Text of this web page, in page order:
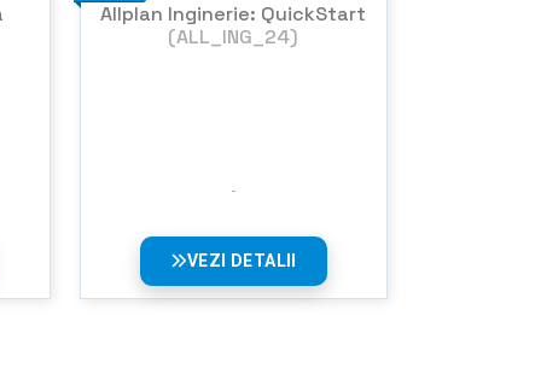
Allplan Inginerie: QuickStart
(ALL_ING_24)
VEZI DETALII